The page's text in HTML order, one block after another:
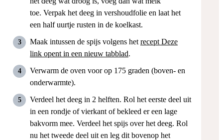
toe. Verpak het deeg in vershoudfolie en laat het
een half uurtje rusten in de koelkast.
Maak intussen de spijs volgens het recept Deze
link opent in een nieuw tabblad.
Verwarm de oven voor op 175 graden (boven- en
onderwarmte).
Verdeel het deeg in 2 helften. Rol het eerste deel uit
in een rondje of vierkant of bekleed er een lage
bakvorm mee. Verdeel het spijs over het deeg. Rol
nu het tweede deel uit en leg dit bovenop het